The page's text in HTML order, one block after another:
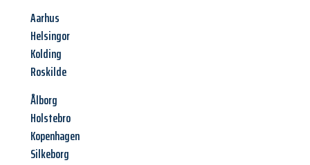
Aarhus
Helsingor
Kolding
Roskilde
Ålborg
Holstebro
Kopenhagen
Silkeborg